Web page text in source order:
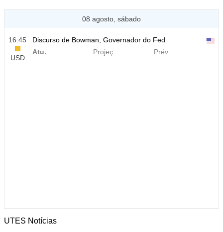
08 agosto, sábado
16:45
USD
Discurso de Bowman, Governador do Fed
Atu.
Projeç. Prév.
UTES Notícias